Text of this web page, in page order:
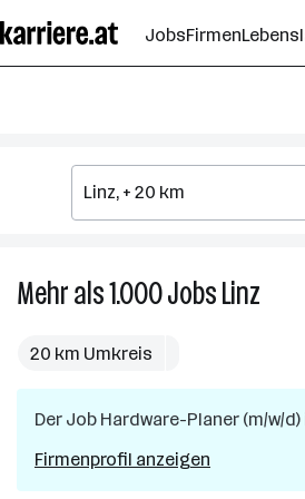
Seiteninhalt
springen
JobsFirmen
Mehr als 1.000JobsLinz
in
Linz
20 km Umkreis
Der Job Hardware-Planer (m/w/d)
Firmenprofil anzeigen